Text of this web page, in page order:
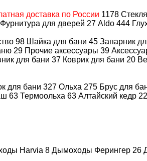
доставка по России 1178
Фурнитура для дверей 27 Aldo 444
98 Шайка для бани 45 Запарник
29 Прочие аксессуары 39
для бани 37 Коврик для бани 20
для бани 327 Ольха 275 Брус для
63 Термоольха 63 Алтайский кедр 22
Harvia 8 Дымоходы Ферингер 26
работы